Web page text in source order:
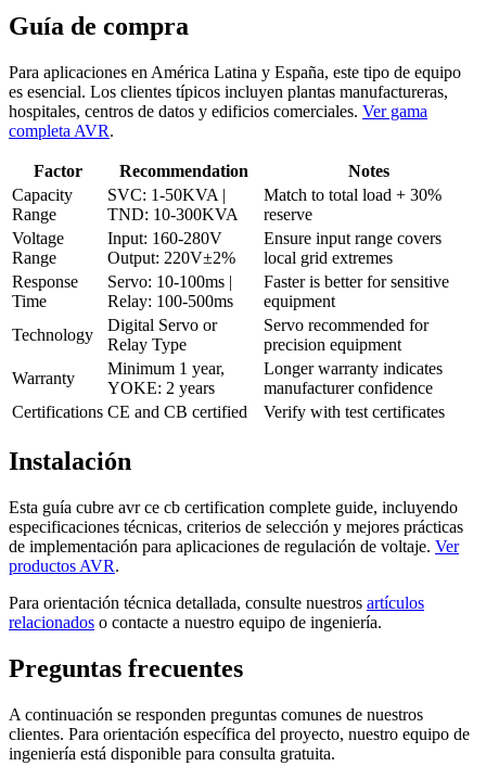
Guía de compra
Para aplicaciones en América Latina y España, este tipo de equipo
es esencial. Los clientes típicos incluyen plantas manufactureras,
hospitales, centros de datos y edificios comerciales. Ver gama
completa AVR.
Factor Recommendation
Notes
Capacity
Range
SVC: 1-50KVA |
TND: 10-300KVA
Match to total load + 30%
reserve
Voltage
Range
Input: 160-280V
Output: 220V±2%
Ensure input range covers
local grid extremes
Response
Time
Servo: 10-100ms |
Relay: 100-500ms
Faster is better for sensitive
equipment
Technology
Digital Servo or
Relay Type
Servo recommended for
precision equipment
Warranty
Minimum 1 year,
YOKE: 2 years
Longer warranty indicates
manufacturer confidence
Certifications CE and CB certified Verify with test certificates
Instalación
Esta guía cubre avr ce cb certification complete guide, incluyendo
especificaciones técnicas, criterios de selección y mejores prácticas
de implementación para aplicaciones de regulación de voltaje. Ver
productos AVR.
Para orientación técnica detallada, consulte nuestros artículos
relacionados o contacte a nuestro equipo de ingeniería.
Preguntas frecuentes
A continuación se responden preguntas comunes de nuestros
clientes. Para orientación específica del proyecto, nuestro equipo de
ingeniería está disponible para consulta gratuita.